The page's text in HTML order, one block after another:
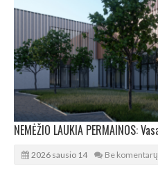
2026 sausio 14 Be komentarų